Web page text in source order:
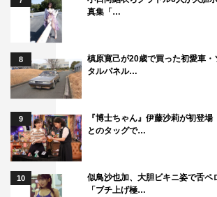
高見沢：だから昔は、シングルの場合3
ンやって、曲に一番合う人をリードボー
ってたんですけど。面倒くさいんで、も
で。
桜井：2対1で。
真集「…
8
槙原寛己が20歳で買った初愛車
タルパネル…
9
『博士ちゃん』伊藤沙莉が初登
とのタッグで…
10
似鳥沙也加、大胆ビキニ姿で舌
「ブチ上げ極…